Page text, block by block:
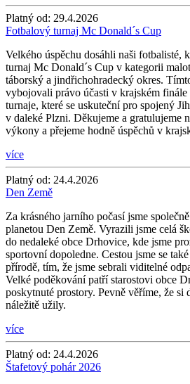
Platný od: 29.4.2026
Fotbalový turnaj Mc Donald´s Cup
Velkého úspěchu dosáhli naši fotbalisté,
turnaj Mc Donald´s Cup v kategorii
táborský a jindřichohradecký okres.
vybojovali právo účasti v krajském
turnaje, které se uskuteční pro spojený
v daleké Plzni. Děkujeme a gratulujeme
výkony a přejeme hodně úspěchů v
více
Platný od: 24.4.2026
Den Země
Za krásného jarního počasí jsme
planetou Den Země. Vyrazili jsme celá
do nedaleké obce Drhovice, kde jsme
sportovní dopoledne. Cestou jsme se
přírodě, tím, že jsme sebrali viditelné
Velké poděkování patří starostovi obce
poskytnuté prostory. Pevně věříme, že si
náležitě užily.
více
Platný od: 24.4.2026
Štafetový pohár 2026